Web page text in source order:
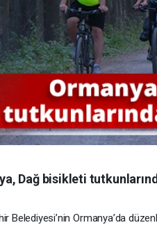
Dağ bisikleti
Belediyesi’nin Ormanya’da